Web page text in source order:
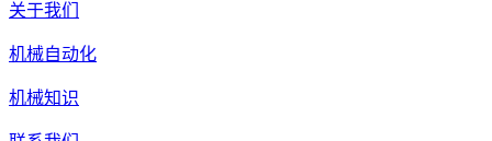
关于我们
机械自动化
机械知识